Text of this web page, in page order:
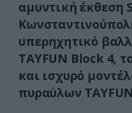
αμυντική έκθεση
υπερηχητικό
TAYFUN Block 4,
και ισχυρό
πυραύλων